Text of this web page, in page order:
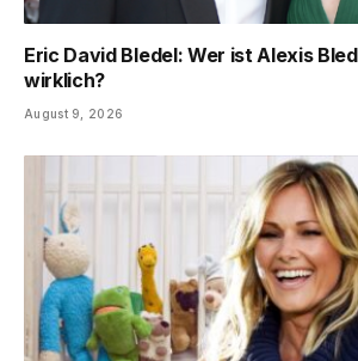
Eric David Bledel: Wer ist Alexis
wirklich?
August 9, 2026